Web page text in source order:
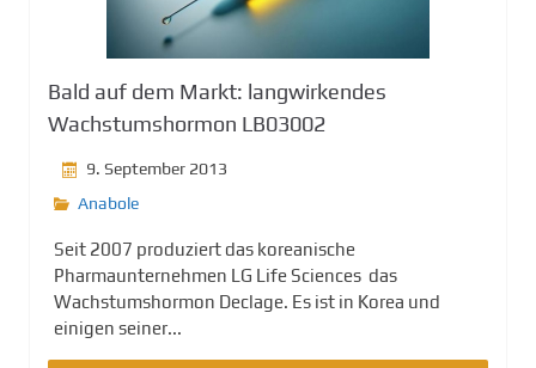
Bald auf dem Markt: langwirkendes
Wachstumshormon LB03002
9. September 2013
Anabole
Seit 2007 produziert das koreanische
Pharmaunternehmen LG Life Sciences das
Wachstumshormon Declage. Es ist in Korea und
einigen seiner...